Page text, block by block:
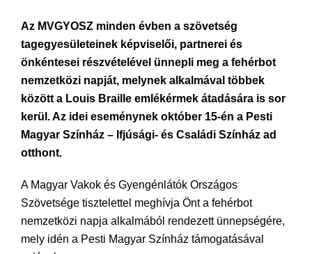
Az MVGYOSZ minden évben a szövetség
tagegyesületeinek képviselői, partnerei és
önkéntesei részvételével ünnepli meg a fehérbot
nemzetközi napját, melynek alkalmával többek
között a Louis Braille emlékérmek átadására is sor
kerül. Az idei eseménynek október 15-én a Pesti
Magyar Színház – Ifjúsági- és Családi Színház ad
otthont.
A Magyar Vakok és Gyengénlátók Országos
Szövetsége tisztelettel meghívja Önt a fehérbot
nemzetközi napja alkalmából rendezett ünnepségére,
mely idén a Pesti Magyar Színház támogatásával